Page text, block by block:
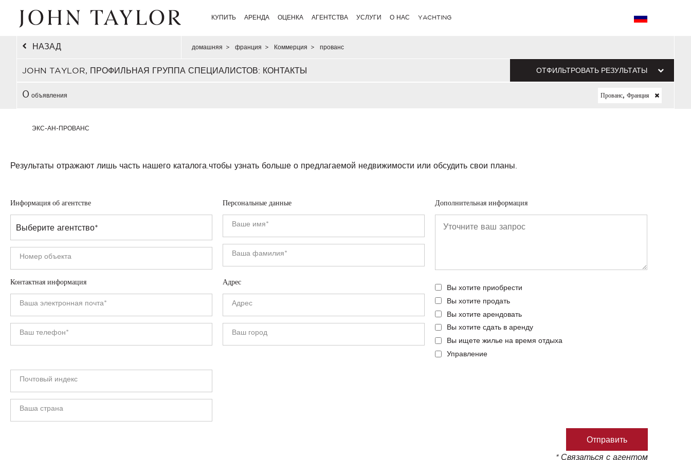
КУПИТЬ АРЕНДА ОЦЕНКА АГЕНТСТВА УСЛУГИ О НАС YACHTING
НАЗАД домашняя > франция > Коммерция > прованс
JOHN TAYLOR, ПРОФИЛЬНАЯ ГРУППА СПЕЦИАЛИСТОВ: КОНТАКТЫ ОТФИЛЬТРОВАТЬ РЕЗУЛЬТАТЫ
0 объявления Прованс, Франция
ЭКС-АН-ПРОВАНС
Результаты отражают лишь часть нашего каталога. чтобы узнать больше о предлагаемой недвижимости или обсудить свои планы.
Информация об агентстве Персональные данные
Контактная информация Адрес
Дополнительная информация
Вы хотите приобрести
Вы хотите продать
Вы хотите арендовать
Вы хотите сдать в аренду
Вы ищете жилье на время отдыха
Управление
* Связаться с агентом